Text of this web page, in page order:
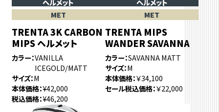
MET
TRENTA 3K CARBON
MIPS ヘルメット
カラー VANILLA
ICEGOLD/MATT
サイズ M
本体価格 ¥42,000
税込価格 ¥46,200
MET
TRENTA MIPS
WANDER SAVANNA
カラー SAVANNA MATT
サイズ M
本体価格 ￥34,100
セール税込価格 ￥22,000